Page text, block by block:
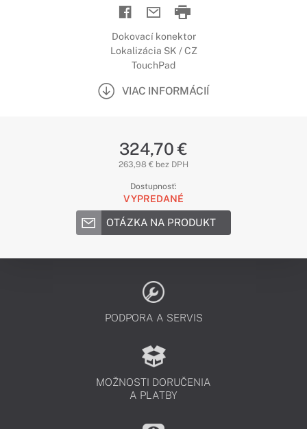
Dokovací konektor
Lokalizácia SK / CZ
TouchPad
VIAC INFORMÁCIÍ
324,70 €
263,98 € bez DPH
Dostupnosť:
VYPREDANÉ
OTÁZKA NA PRODUKT
PODPORA A SERVIS
MOŽNOSTI DORUČENIA
A PLATBY